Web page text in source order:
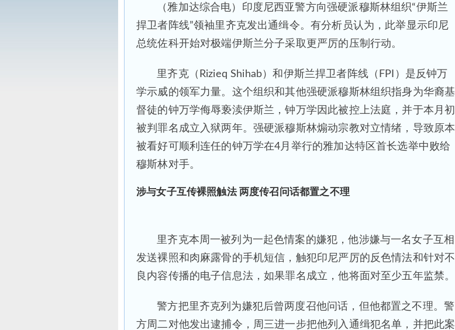
（雅加达综合电）印度尼西亚警方向强硬派穆斯林组织“伊斯兰
捍卫者阵线”领袖里齐克发出通缉令。有分析员认为，此举显示印尼
总统佐科开始对极端伊斯兰分子采取更严厉的压制行动。
里齐克（Rizieq Shihab）和伊斯兰捍卫者阵线（FPI）是反钟万
学示威的领军力量。这个组织和其他强硬派穆斯林组织指身为华裔基
督徒的钟万学侮辱亵渎伊斯兰，钟万学因此被控上法庭，并于本月初
被判罪名成立入狱两年。强硬派穆斯林煽动宗教对立情绪，导致原本
被看好可顺利连任的钟万学在4月举行的雅加达特区首长选举中败给
穆斯林对手。
涉与女子互传裸照触法 两度传召问话都置之不理
里齐克本周一被列为一起色情案的嫌犯，他涉嫌与一名女子互相
发送裸照和肉麻露骨的手机短信，触犯印尼严厉的反色情法和针对不
良内容传播的电子信息法，如果罪名成立，他将面对至少五年监禁。
警方把里齐克列为嫌犯后曾两度召他问话，但他都置之不理。警
方周二对他发出逮捕令，周三进一步把他列入通缉犯名单，并把此案